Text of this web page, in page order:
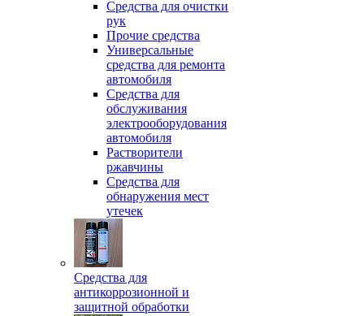
Средства для очистки
рук
Прочие средства
Универсальные
средства для ремонта
автомобиля
Средства для
обслуживания
электрооборудования
автомобиля
Растворители
ржавчины
Средства для
обнаружения мест
утечек
Средства для
антикоррозионной и
защитной обработки